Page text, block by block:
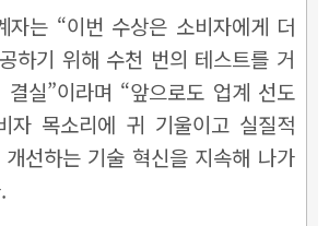
자는 “이번 수상은 소비자에게 더
하기 위해 수천 번의 테스트를 거
실”이라며 “앞으로도 업계 선도
자 목소리에 귀 기울이고 실질적
선하는 기술 혁신을 지속해 나가